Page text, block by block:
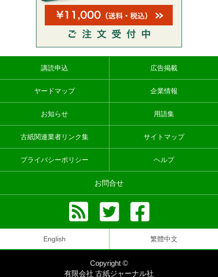
講読申込 広告掲載
ヤードマップ 企業情報
お知らせ 用語集
古紙関連業者リンク集 サイトマップ
プライバシーポリシー ヘルプ
お問合せ
English 繁體中文
Copyright ©
有限会社 古紙ジャーナル社